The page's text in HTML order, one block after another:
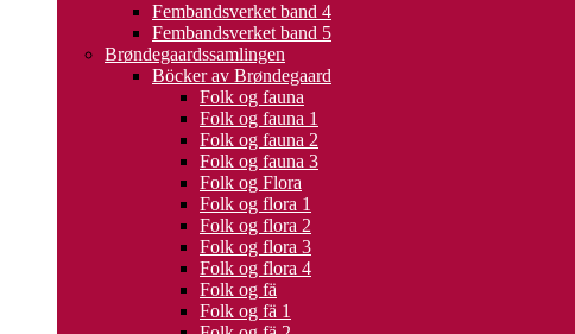
Fembandsverket band 4
Fembandsverket band 5
Brøndegaardssamlingen
Böcker av Brøndegaard
Folk og fauna
Folk og fauna 1
Folk og fauna 2
Folk og fauna 3
Folk og Flora
Folk og flora 1
Folk og flora 2
Folk og flora 3
Folk og flora 4
Folk og fä
Folk og fä 1